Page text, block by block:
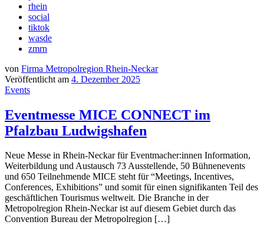
rhein
social
tiktok
wasde
zmrn
von Firma Metropolregion Rhein-Neckar
Veröffentlicht am 4. Dezember 2025
Events
Eventmesse MICE CONNECT im
Pfalzbau Ludwigshafen
Neue Messe in Rhein-Neckar für Eventmacher:innen Information,
Weiterbildung und Austausch 73 Ausstellende, 50 Bühnenevents
und 650 Teilnehmende MICE steht für “Meetings, Incentives,
Conferences, Exhibitions” und somit für einen signifikanten Teil des
geschäftlichen Tourismus weltweit. Die Branche in der
Metropolregion Rhein-Neckar ist auf diesem Gebiet durch das
Convention Bureau der Metropolregion […]